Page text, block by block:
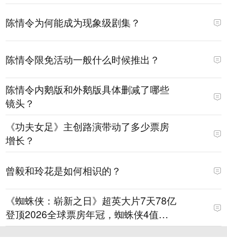
陈情令为何能成为现象级剧集？
陈情令限免活动一般什么时候推出？
陈情令内鹅版和外鹅版具体删减了哪些
镜头？
《功夫女足》主创路演带动了多少票房
增长？
曾毅和玲花是如何相识的？
《蜘蛛侠：崭新之日》超英大片7天78亿
登顶2026全球票房年冠，蜘蛛侠4值得
看吗？